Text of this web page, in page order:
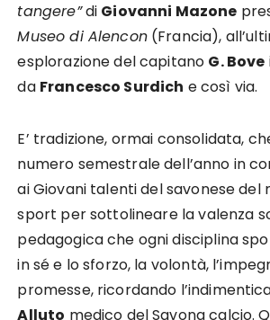
tangere”di Giovanni Mazone
Museo di Alencon(Francia),
esplorazione del capitano G. Bove
da Francesco Surdich e così via.
E’ tradizione, ormai consolidata,
numero semestrale dell’anno in
ai Giovani talenti del savonese del
sport per sottolineare la valenza
pedagogica che ogni disciplina
in sé e lo sforzo, la volontà,
promesse, ricordando
Alluto medico del Savona calcio.